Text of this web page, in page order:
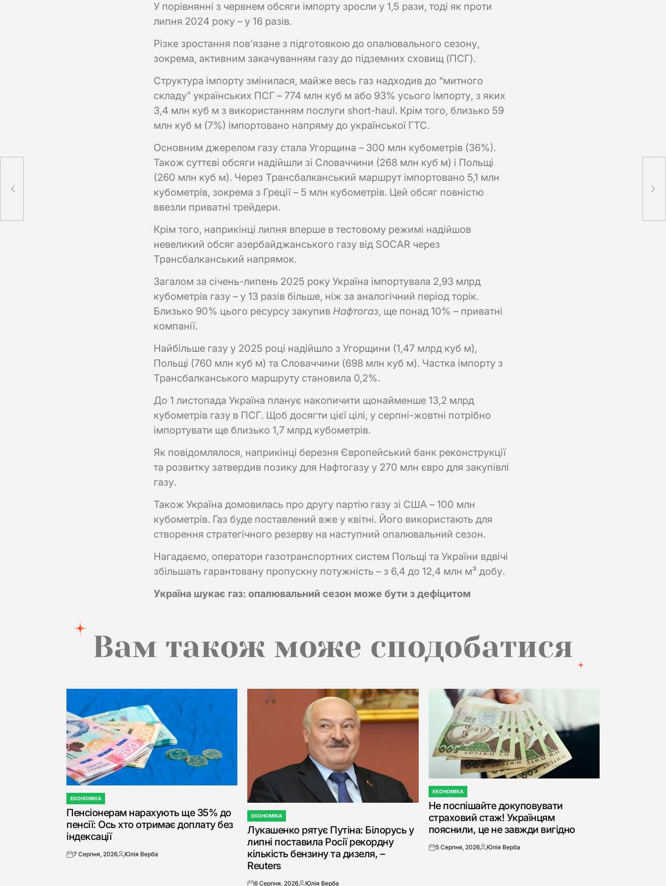
У порівнянні з червнем обсяги імпорту зросли у 1,5 рази, тоді як проти
липня 2024 року – у 16 разів.
Різке зростання пов’язане з підготовкою до опалювального сезону,
зокрема, активним закачуванням газу до підземних сховищ (ПСГ).
Структура імпорту змінилася, майже весь газ надходив до “митного
складу” українських ПСГ – 774 млн куб м або 93% усього імпорту, з яких
3,4 млн куб м з використанням послуги short-haul. Крім того, близько 59
млн куб м (7%) імпортовано напряму до української ГТС.
Основним джерелом газу стала Угорщина – 300 млн кубометрів (36%).
Також суттєві обсяги надійшли зі Словаччини (268 млн куб м) і Польщі
(260 млн куб м). Через Трансбалканський маршрут імпортовано 5,1 млн
кубометрів, зокрема з Греції – 5 млн кубометрів. Цей обсяг повністю
ввезли приватні трейдери.
Крім того, наприкінці липня вперше в тестовому режимі надійшов
невеликий обсяг азербайджанського газу від SOCAR через
Трансбалканський напрямок.
Загалом за січень-липень 2025 року Україна імпортувала 2,93 млрд
кубометрів газу – у 13 разів більше, ніж за аналогічний період торік.
Близько 90% цього ресурсу закупив Нафтогаз, ще понад 10% – приватні
компанії.
Найбільше газу у 2025 році надійшло з Угорщини (1,47 млрд куб м),
Польщі (760 млн куб м) та Словаччини (698 млн куб м). Частка імпорту з
Трансбалканського маршруту становила 0,2%.
До 1 листопада Україна планує накопичити щонайменше 13,2 млрд
кубометрів газу в ПСГ. Щоб досягти цієї цілі, у серпні-жовтні потрібно
імпортувати ще близько 1,7 млрд кубометрів.
Як повідомлялося, наприкінці березня Європейський банк реконструкції
та розвитку затвердив позику для Нафтогазу у 270 млн євро для закупівлі
газу.
Також Україна домовилась про другу партію газу зі США – 100 млн
кубометрів. Газ буде поставлений вже у квітні. Його використають для
створення стратегічного резерву на наступний опалювальний сезон.
Нагадаємо, оператори газотранспортних систем Польщі та України вдвічі
збільшать гарантовану пропускну потужність – з 6,4 до 12,4 млн м³ добу.
Україна шукає газ: опалювальний сезон може бути з дефіцитом
Вам також може сподобатися
ОПУБЛІКУВАТИ
У
ЕКОНОМІКА
Пенсіонерам нарахують ще 35% до
пенсії: Ось хто отримає доплату без
індексації
on7 Серпня, 2026Опубліковано
Юлія Верба
ОПУБЛІКУВАТИ
У
ЕКОНОМІКА
Лукашенко рятує Путіна: Білорусь у
липні поставила Росії рекордну
кількість бензину та дизеля, –
Reuters
6 Серпня, 2026 Юлія Верба
ОПУБЛІКУВАТИ
У
ЕКОНОМІКА
Не поспішайте докуповувати
страховий стаж! Українцям
пояснили, це не завжди вигідно
on5 Серпня, 2026Опубліковано
Юлія Верба